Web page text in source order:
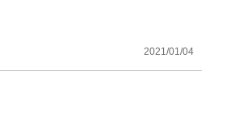
2021/01/04